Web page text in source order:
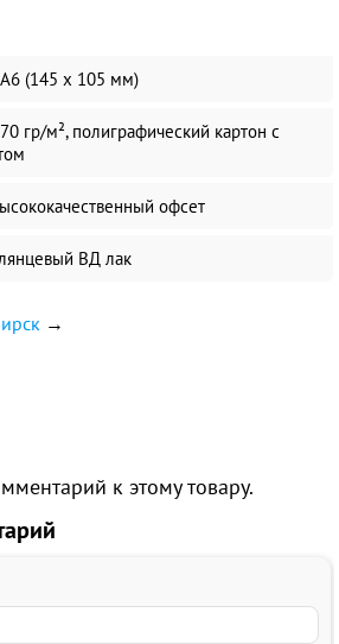
(145 х 105 мм)
гр/м², полиграфический картон с
офсет
ВД лак
→
к этому товару.